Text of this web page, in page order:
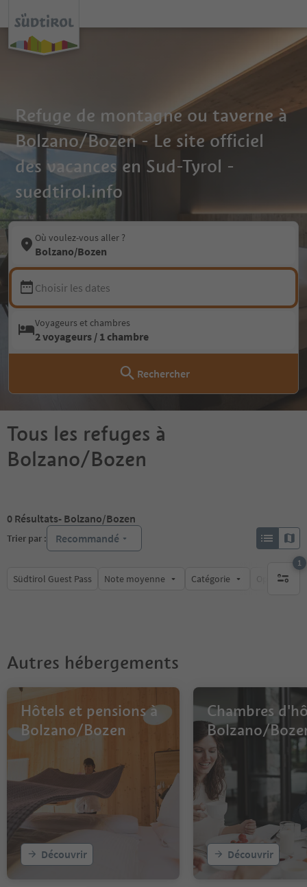
Refuge de montagne ou taverne à
Bolzano/Bozen - Le site officiel
des vacances en Sud-Tyrol -
suedtirol.info
Où voulez-vous aller ?
Bolzano/Bozen
Choisir les dates
Voyageurs et chambres
2 voyageurs / 1 chambre
Rechercher
Tous les refuges à
Bolzano/Bozen
0 Résultats- Bolzano/Bozen
Trier par : Recommandé
Südtirol Guest Pass Note moyenne Catégorie Options de
1
1 filtre
Autres hébergements
Hôtels et pensions à
Bolzano/Bozen
Découvrir
Chambres
Bolzano/
Découvrir